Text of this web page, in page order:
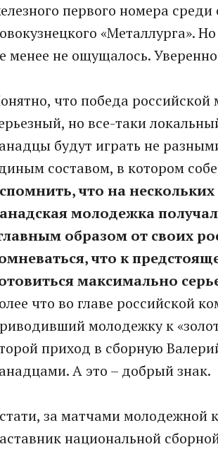
первого номера
«Металлурга».
менее не ощущалось.
что победа
но все-таки
будут играть не
составом, в котором
что на
молодежка
образом от своих
что к
максимально
что во главе российской
молодежку к
приход в сборную
А это – добрый знак.
за матчами молодежной
национальной